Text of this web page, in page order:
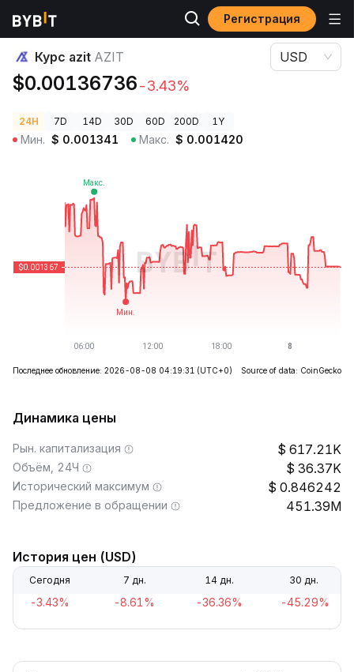
Регистрация
Цены криптовалют
Курс azit AZIT
$0.00136736-3.43%
USD
24H 7D 14D 30D 60D 200D 1Y
Мин. $ 0.001341 Макс. $ 0.001420
Последнее обновление: 2026-08-08 04:19:31 (UTC+0) Source of data: CoinGecko
Динамика цены
Рын. капитализация 617.21K
Объём, 24Ч 36.37K
Исторический максимум 0.846242
Предложение в обращении 451.39M
История цен (USD)
Сегодня 7 дн. 14 дн. 30 дн.
-3.43% -8.61% -36.36% -45.29%